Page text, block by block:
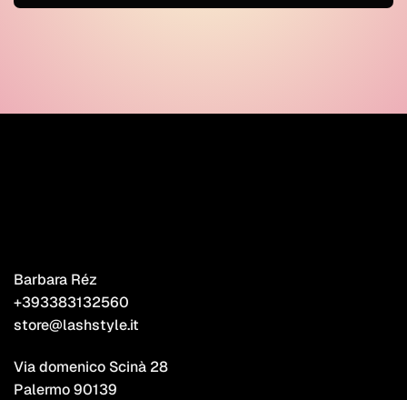
Barbara Réz
+393383132560
store@lashstyle.it
Via domenico Scinà 28
Palermo 90139